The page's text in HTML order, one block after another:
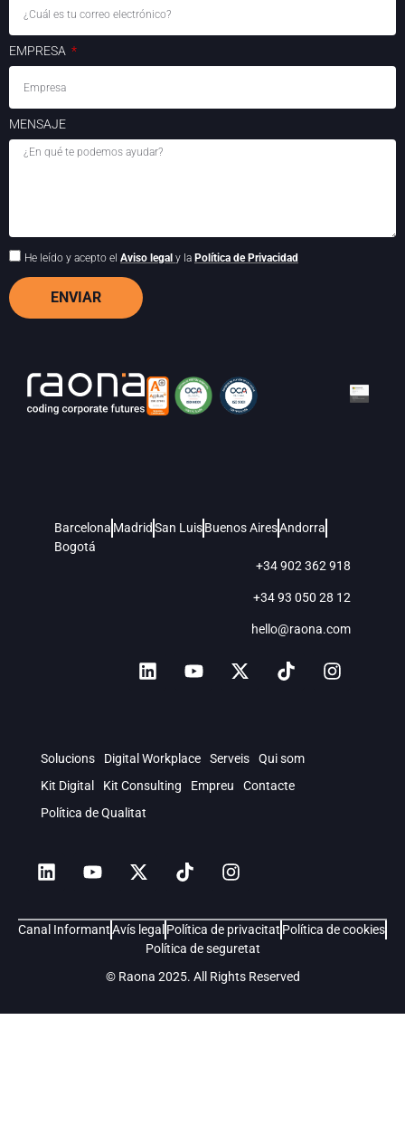
EMPRESA
MENSAJE
He leído y acepto el Aviso legal y la Política de Privacidad
ENVIAR
Barcelona MadridSan LuisBuenos AiresAndorra
Bogotá
+34 902 362 918
+34 93 050 28 12
hello@raona.com
Solucions Digital Workplace Serveis
Qui som
Kit Digital
Kit Consulting Empreu
Contacte
Política de Qualitat
© Raona 2025. All Rights Reserved
Canal InformantAvís legal Política de privacitat Política de cookies
Política de seguretat